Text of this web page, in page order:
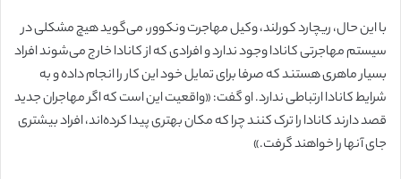
با این حال، ریچارد کورلند، وکیل مهاجرت ونکوور، می‌گوید هیچ مشکلی در
سیستم مهاجرتی کانادا وجود ندارد و افرادی که از کانادا خارج می‌شوند افراد
بسیار ماهری هستند که صرفا برای تمایل خود این کار را انجام داده و به
شرایط کانادا ارتباطی ندارد. او گفت: «واقعیت این است که اگر مهاجران جدید
قصد دارند کانادا را ترک کنند چرا که مکان بهتری پیدا کرده‌اند، افراد بیشتری
جای آنها را خواهند گرفت.»